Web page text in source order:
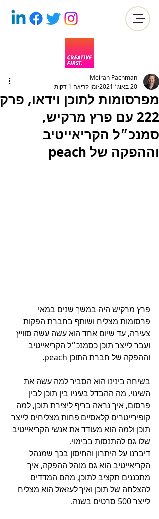
מפרסומות לתוכן וידאו, פרק
222 עם פרץ מרקיש,
סמנכ״ל הקריאייטיב
וההפקה של peach
Meiran Pachman
20 באוג׳ 2021
זמן קריאה 1 דקות
פרץ מרקיש היה במשך שנים במאי
פרסומות מצליח ושותף בחברת הפקות
צעירה, עד שיום אחד הוא עשה עשה סוויץ
ועבר לייצר תוכן כסמנכ״ל הקריאייטיב
וההפקה של חברת התוכן peach.
בשיחה בינינו הוא הסביר למה עשה את
השינוי, מה ההבדל בעיניו בין תוכן לבין
פרסום, איך נראה בריף ליצירת תוכן, למה
קופירייטרים קלאסיים פחות מצליחים לייצר
תוכן ולמה הוא מעודד את אנשי הקריאייטיב
שלו גם להתנסות בבימוי.
דיברנו על היתרון והחיסון בכך שמנהל
הקריאייטיב הוא גם מנהל ההפקה, איך
מתכננים תקציב לתוכן, מהם המדדים
להצלחה של תוכן ואיך לעזאזל הוא מצליח
לייצר 500 סרטים בשנה.